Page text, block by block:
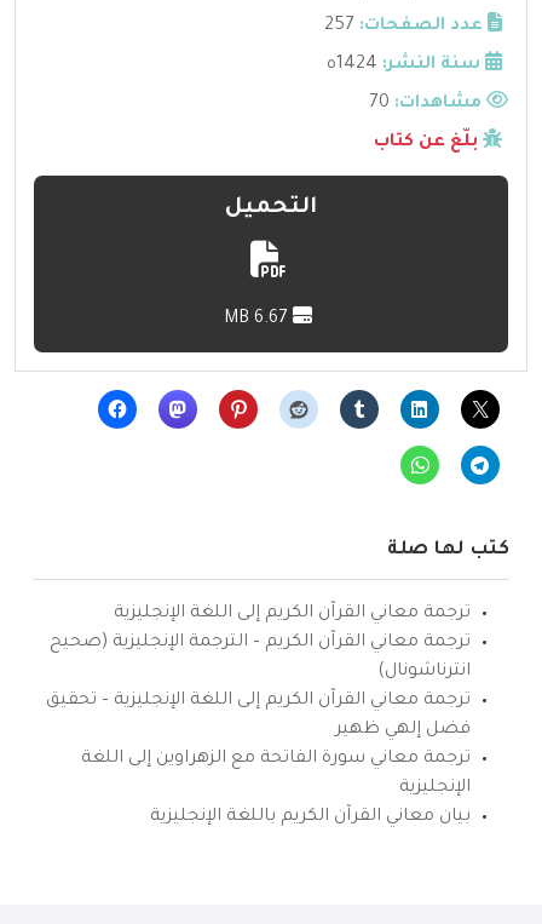
عدد الصفحات: 257
سنة النشر: 1424ه
مشاهدات:
بلّغ عن كتاب
التحميل
كتب لها صلة
ترجمة معاني القرآن الكريم إلى اللغة الإنجليزية
ترجمة معاني القرآن الكريم – الترجمة الإنجليزية (صحيح
انترناشونال)
ترجمة معاني القرآن الكريم إلى اللغة الإنجليزية – تحقيق
فضل إلهي ظهير
ترجمة معاني سورة الفاتحة مع الزهراوين إلى اللغة
الإنجليزية
بيان معاني القرآن الكريم باللغة الإنجليزية